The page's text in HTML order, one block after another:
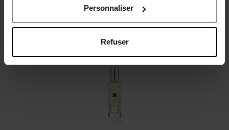
Personnaliser
Refuser
Beleid inzake klantbeoordelingen
Nog iets vergeten ?